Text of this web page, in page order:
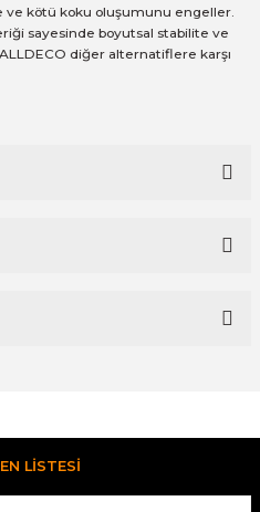
ve kötü koku oluşumunu engeller.
sayesinde boyutsal stabilite ve
diğer alternatiflere karşı
ederiz.
görüntülenemiyor.
LİSTESİ